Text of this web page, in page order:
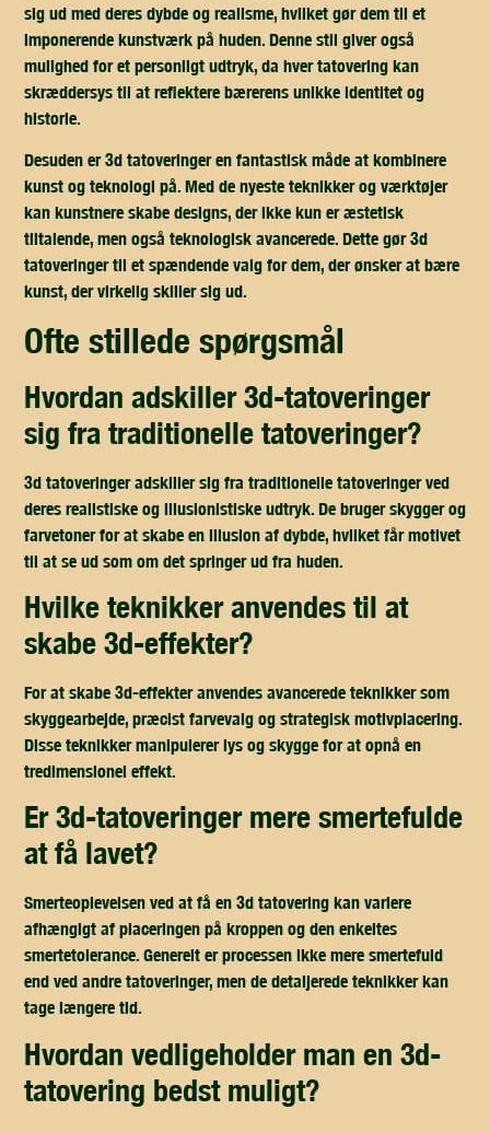
sig ud med deres dybde og realisme, hvilket gør dem til et
imponerende kunstværk på huden. Denne stil giver også
mulighed for et personligt udtryk, da hver tatovering kan
skræddersys til at reflektere bærerens unikke identitet og
historie.
Desuden er 3d tatoveringer en fantastisk måde at kombinere
kunst og teknologi på. Med de nyeste teknikker og værktøjer
kan kunstnere skabe designs, der ikke kun er æstetisk
tiltalende, men også teknologisk avancerede. Dette gør 3d
tatoveringer til et spændende valg for dem, der ønsker at bære
kunst, der virkelig skiller sig ud.
ofte stillede spørgsmål
hvordan adskiller 3d-tatoveringer
sig fra traditionelle tatoveringer?
3d tatoveringer adskiller sig fra traditionelle tatoveringer ved
deres realistiske og illusionistiske udtryk. De bruger skygger og
farvetoner for at skabe en illusion af dybde, hvilket får motivet
til at se ud som om det springer ud fra huden.
hvilke teknikker anvendes til at
skabe 3d-effekter?
For at skabe 3d-effekter anvendes avancerede teknikker som
skyggearbejde, præcist farvevalg og strategisk motivplacering.
Disse teknikker manipulerer lys og skygge for at opnå en
tredimensionel effekt.
er 3d-tatoveringer mere smertefulde
at få lavet?
Smerteoplevelsen ved at få en 3d tatovering kan variere
afhængigt af placeringen på kroppen og den enkeltes
smertetolerance. Generelt er processen ikke mere smertefuld
end ved andre tatoveringer, men de detaljerede teknikker kan
tage længere tid.
hvordan vedligeholder man en 3d-
tatovering bedst muligt?